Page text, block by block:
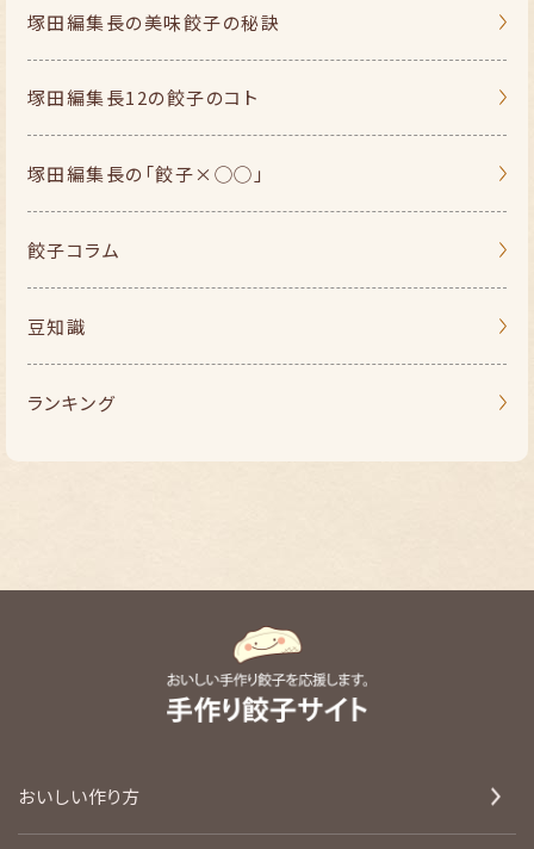
塚田編集長の美味餃子の秘訣
塚田編集長12の餃子のコト
塚田編集長の 「餃子×◯◯」
餃子コラム
豆知識
ランキング
おいしい作り方